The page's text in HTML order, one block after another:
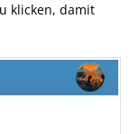
klicken, damit